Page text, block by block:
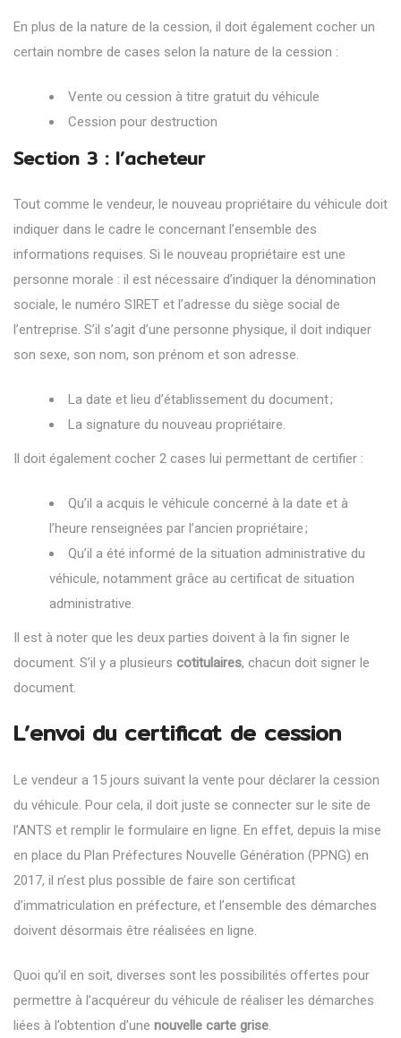
En plus de la nature de la cession, il doit également cocher un
certain nombre de cases selon la nature de la cession :
Vente ou cession à titre gratuit du véhicule
Cession pour destruction
Section 3 : l’acheteur
Tout comme le vendeur, le nouveau propriétaire du véhicule doit
indiquer dans le cadre le concernant l’ensemble des
informations requises. Si le nouveau propriétaire est une
personne morale : il est nécessaire d’indiquer la dénomination
sociale, le numéro SIRET et l’adresse du siège social de
l’entreprise. S’il s’agit d’une personne physique, il doit indiquer
son sexe, son nom, son prénom et son adresse.
La date et lieu d’établissement du document ;
La signature du nouveau propriétaire.
Il doit également cocher 2 cases lui permettant de certifier :
Qu’il a acquis le véhicule concerné à la date et à
l’heure renseignées par l’ancien propriétaire ;
Qu’il a été informé de la situation administrative du
véhicule, notamment grâce au certificat de situation
administrative.
Il est à noter que les deux parties doivent à la fin signer le
document. S’il y a plusieurs cotitulaires, chacun doit signer le
document.
L’envoi du certificat de cession
Le vendeur a 15 jours suivant la vente pour déclarer la cession
du véhicule. Pour cela, il doit juste se connecter sur le site de
l’ANTS et remplir le formulaire en ligne. En effet, depuis la mise
en place du Plan Préfectures Nouvelle Génération (PPNG) en
2017, il n’est plus possible de faire son certificat
d’immatriculation en préfecture, et l’ensemble des démarches
doivent désormais être réalisées en ligne.
Quoi qu’il en soit, diverses sont les possibilités offertes pour
permettre à l’acquéreur du véhicule de réaliser les démarches
liées à l’obtention d’une nouvelle carte grise.